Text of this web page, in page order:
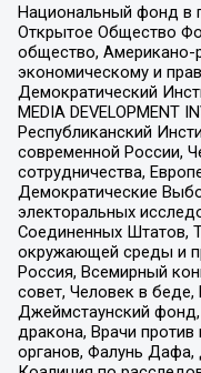
Национальный фонд в
Открытое Общество
общество, Американо-
экономическому и
Демократический
MEDIA DEVELOPMENT
Республиканский
современной России,
сотрудничества,
Демократические
электоральных
Соединенных Штатов,
окружающей среды и
Россия, Всемирный
совет, Человек в
Джеймстаунский
дракона, Врачи против
органов, Фалунь Дафа,